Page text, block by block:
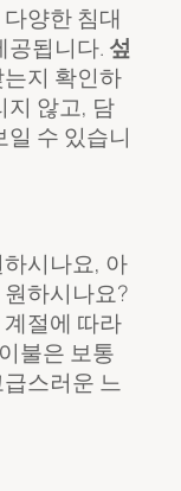
양한 침대
공됩니다. 섶
지 확인하
지 않고, 담
수 있습니
시나요, 아
하시나요?
절에 따라
불은 보통
스러운 느